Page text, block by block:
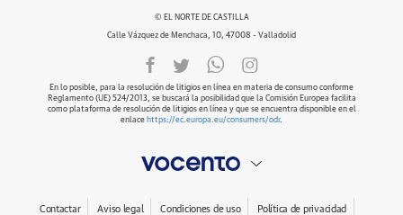
© EL NORTE DE CASTILLA
Calle Vázquez de Menchaca, 10, 47008 - Valladolid
En lo posible, para la resolución de litigios en línea en materia de consumo conforme
Reglamento (UE) 524/2013, se buscará la posibilidad que la Comisión Europea facilita
como plataforma de resolución de litigios en línea y que se encuentra disponible en el
enlace https://ec.europa.eu/consumers/odr.
Contactar Aviso legal Condiciones de uso Política de privacidad